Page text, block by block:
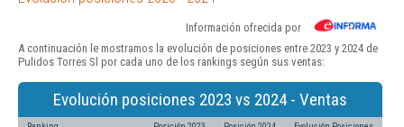
Información ofrecida por
A continuación le mostramos la evolución de posiciones entre 2023 y 2024 de
Pulidos Torres Sl por cada uno de los rankings según sus ventas:
Evolución posiciones 2023 vs 2024 - Ventas